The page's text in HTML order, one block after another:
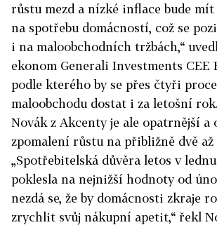
růstu mezd a nízké inflace bude
na spotřebu domácností, což se
i na maloobchodních tržbách,“
ekonom Generali Investments CEE
podle kterého by se přes čtyři
maloobchodu dostat i za letošní
Novák z Akcenty je ale opatrnější a
zpomalení růstu na přibližně dvě
„Spotřebitelská důvěra letos v
poklesla na nejnižší hodnoty od
nezdá se, že by domácnosti zkraje
zrychlit svůj nákupní apetit,“ řekl